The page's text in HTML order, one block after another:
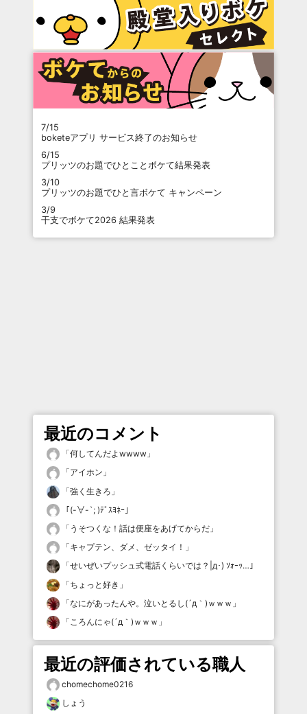
7/15
boketeアプリ サービス終了のお知らせ
6/15
プリッツのお題でひとことボケて結果発表
3/10
プリッツのお題でひと言ボケて キャンペーン
3/9
干支でボケて2026 結果発表
最近のコメント
「何してんだよwwww 」
「アイホン 」
「強く生きろ 」
「(-∀-`; )ﾃﾞｽﾖﾈｰ 」
「 うそつくな！話は便座をあげてからだ 」
「キャプテン、ダメ、ゼッタイ！ 」
「せいぜいプッシュ式電話くらいでは？|д･) ｿｫｰｯ… 」
「ちょっと好き 」
「なにがあったんや。泣いとるし(´д｀)ｗｗｗ 」
「 ころんにゃ(´д｀)ｗｗｗ 」
最近の評価されている職人
chomechome0216
しょう